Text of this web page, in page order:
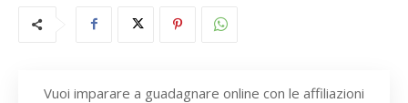
Vuoi imparare a guadagnare online con le affiliazioni